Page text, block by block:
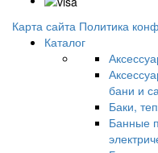
Карта сайта Политика
Каталог
бани и
Баки,
Банные